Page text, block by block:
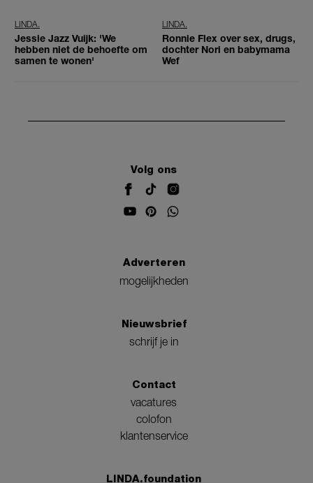
LINDA.
Jessie Jazz Vuijk: 'We
hebben niet de behoefte om
samen te wonen'
LINDA.
Ronnie Flex over sex, drugs,
dochter Nori en babymama
Wef
Volg ons
Adverteren
mogelijkheden
Nieuwsbrief
schrijf je in
Contact
vacatures
colofon
klantenservice
LINDA.foundation